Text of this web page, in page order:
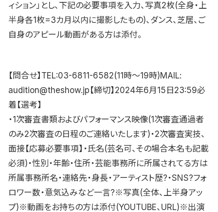
ィション」とし、下記の必要事項を入力、写真2枚(全身・上
半身各1枚=3カ月以内に撮影したもの)、ダンス、芝居、ご
自身のアピール動画がある方は添付。
【問合せ】TEL:03-6811-6582(11時〜19時)MAIL:
audition@theshow.jp【締切】2024年6月15日23:59必
着【選考】
・1次審査書類およびパフォーマンス映像(1次審査通過者
のみ2次審査の日程のご連絡いたします)・2次審査実技、
面接【応募必要事項】・氏名(芸名可、その場合本名も記載
必須)・性別・年齢・住所・芸能事務所に所属されてる方は
所属事務所名・連絡先・身長・アーティスト歴?・SNS?フォ
ロワー数・意気込みなど一言?※写真(全体、上半身アッ
プ)※動画をお持ちの方は添付(YOUTUBE、URL)※出演